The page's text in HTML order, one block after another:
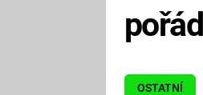
OSTATNÍ